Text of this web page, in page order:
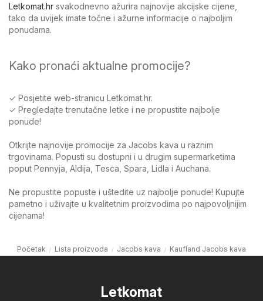
Letkomat.hr svakodnevno ažurira najnovije akcijske cijene,
tako da uvijek imate točne i ažurne informacije o najboljim
ponudama.
Kako pronaći aktualne promocije?
✓ Posjetite web-stranicu Letkomat.hr.
✓ Pregledajte trenutačne letke i ne propustite najbolje
ponude!
Otkrijte najnovije promocije za Jacobs kava u raznim
trgovinama. Popusti su dostupni i u drugim supermarketima
poput Pennyja, Aldija, Tesca, Spara, Lidla i Auchana.
Ne propustite popuste i uštedite uz najbolje ponude! Kupujte
pametno i uživajte u kvalitetnim proizvodima po najpovoljnijim
cijenama!
Početak Lista proizvoda Jacobs kava Kaufland Jacobs kava
Letkomat